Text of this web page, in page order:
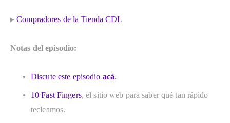
▸ Compradores de la Tienda CDI.
Notas del episodio:
Discute este episodio acá.
10 Fast Fingers, el sitio web para saber qué tan rápido
tecleamos.